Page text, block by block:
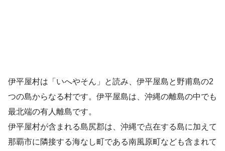
伊平屋村は「いへやそん」と読み、伊平屋島と野甫島の2
つの島からなる村です。伊平屋島は、沖縄の離島の中でも
最北端の有人離島です。
伊平屋村が含まれる島尻郡は、沖縄で点在する島に加えて
那覇市に隣接する海なし町である南風原町なども含まれて